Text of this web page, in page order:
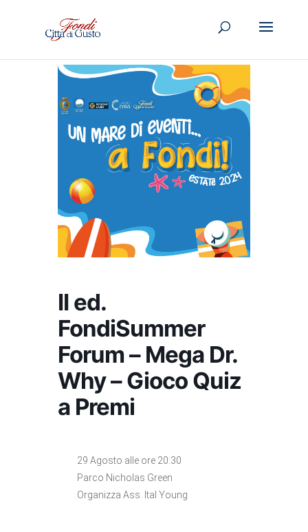
II ed.
FondiSummer
Forum – Mega Dr.
Why – Gioco Quiz
a Premi
29 Agosto alle ore 20:30
Parco Nicholas Green
Organizza Ass. Ital Young